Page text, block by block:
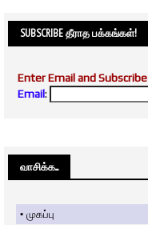
SUBSCRIBE தீராத பக்கங்கள்!
Enter Email and Subscribe
Email:
வாசிக்க....
முகப்பு